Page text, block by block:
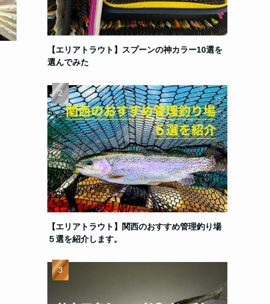
【エリアトラウト】スプーンの神カラー10選を
選んでみた
【エリアトラウト】関西のおすすめ管理釣り場
５選を紹介します。